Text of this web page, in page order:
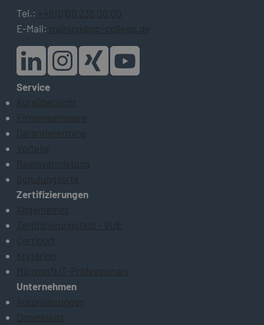
Tel.: +49 (0)30 235 00 00
E-Mail: training@pc-college.de
Service
Kursübersicht
Firmenseminare
Garantietermine
Vorteile
Raumvermietung
Schulungsorte
Zertifizierungen
Allgemeines
Zertifizierungstest - VUE
Certiport
Kryterion
Microsoft IT-Professionals
Unternehmen
Autorisierungen
Downloads